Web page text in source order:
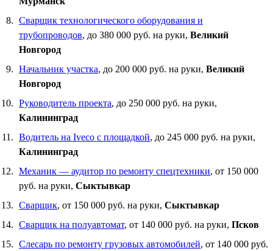
Сварщик технологического оборудования и
трубопроводов, до 380 000 руб. на руки, Великий
Новгород
Начальник участка, до 200 000 руб. на руки, Великий
Новгород
Руководитель проекта, до 250 000 руб. на руки,
Калининград
Водитель на Iveco с площадкой, до 245 000 руб. на руки,
Калининград
Механик — аудитор по ремонту спецтехники, от 150 000
руб. на руки, Сыктывкар
Сварщик, от 150 000 руб. на руки, Сыктывкар
Сварщик на полуавтомат, от 140 000 руб. на руки, Псков
Слесарь по ремонту грузовых автомобилей, от 140 000 руб.